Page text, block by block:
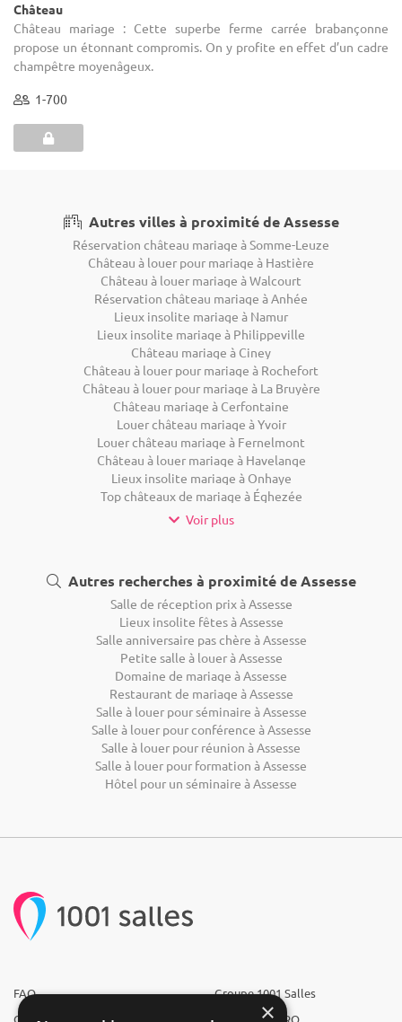
Château
Château mariage : Cette superbe ferme carrée brabançonne
propose un étonnant compromis. On y profite en effet d’un cadre
champêtre moyenâgeux.
1-700
Autres villes à proximité de Assesse
Réservation château mariage à Somme-Leuze
Château à louer pour mariage à Hastière
Château à louer mariage à Walcourt
Réservation château mariage à Anhée
Lieux insolite mariage à Namur
Lieux insolite mariage à Philippeville
Château mariage à Ciney
Château à louer pour mariage à Rochefort
Château à louer pour mariage à La Bruyère
Château mariage à Cerfontaine
Louer château mariage à Yvoir
Louer château mariage à Fernelmont
Château à louer mariage à Havelange
Lieux insolite mariage à Onhaye
Top châteaux de mariage à Éghezée
Voir plus
Autres recherches à proximité de Assesse
Salle de réception prix à Assesse
Lieux insolite fêtes à Assesse
Salle anniversaire pas chère à Assesse
Petite salle à louer à Assesse
Domaine de mariage à Assesse
Restaurant de mariage à Assesse
Salle à louer pour séminaire à Assesse
Salle à louer pour conférence à Assesse
Salle à louer pour réunion à Assesse
Salle à louer pour formation à Assesse
Hôtel pour un séminaire à Assesse
FAQ
Qui sommes-nous ?
Groupe 1001 Salles
1001 Salles PRO
×